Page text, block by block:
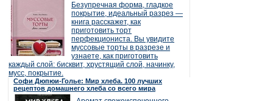
Безупречная форма, гладкое
покрытие, идеальный разрез —
книга расскажет, как
приготовить торт
перфекциониста. Вы увидите
муссовые торты в разрезе и
узнаете, как приготовить
каждый слой: бисквит, хрустящий слой, начинку,
мусс, покрытие.
Софи Дюпюи-Голье: Мир хлеба. 100 лучших
рецептов домашнего хлеба со всего мира